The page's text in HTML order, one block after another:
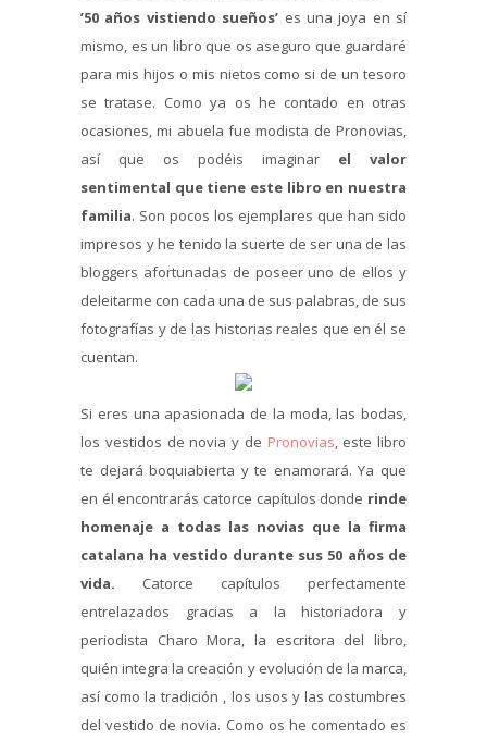
’50 años vistiendo sueños’ es una joya en sí
mismo, es un libro que os aseguro que guardaré
para mis hijos o mis nietos como si de un tesoro
se tratase. Como ya os he contado en otras
ocasiones, mi abuela fue modista de Pronovias,
así que os podéis imaginar el valor
sentimental que tiene este libro en nuestra
familia. Son pocos los ejemplares que han sido
impresos y he tenido la suerte de ser una de las
bloggers afortunadas de poseer uno de ellos y
deleitarme con cada una de sus palabras, de sus
fotografías y de las historias reales que en él se
cuentan.
Si eres una apasionada de la moda, las bodas,
los vestidos de novia y de Pronovias, este libro
te dejará boquiabierta y te enamorará. Ya que
en él encontrarás catorce capítulos donde rinde
homenaje a todas las novias que la firma
catalana ha vestido durante sus 50 años de
vida. Catorce capítulos perfectamente
entrelazados gracias a la historiadora y
periodista Charo Mora, la escritora del libro,
quién integra la creación y evolución de la marca,
así como la tradición , los usos y las costumbres
del vestido de novia. Como os he comentado es